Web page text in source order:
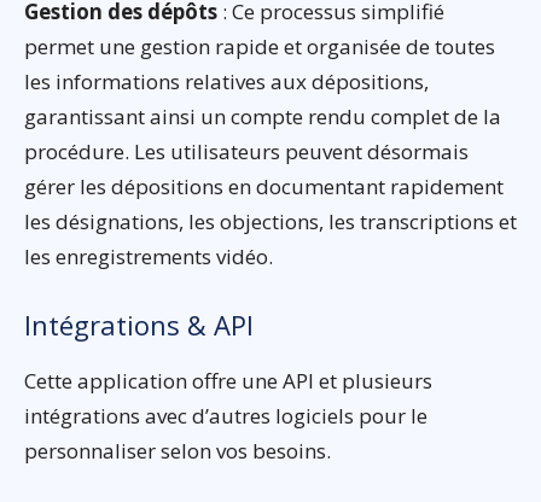
Gestion des dépôts : Ce processus simplifié
permet une gestion rapide et organisée de toutes
les informations relatives aux dépositions,
garantissant ainsi un compte rendu complet de la
procédure. Les utilisateurs peuvent désormais
gérer les dépositions en documentant rapidement
les désignations, les objections, les transcriptions et
les enregistrements vidéo.
Intégrations & API
Cette application offre une API et plusieurs
intégrations avec d’autres logiciels pour le
personnaliser selon vos besoins.